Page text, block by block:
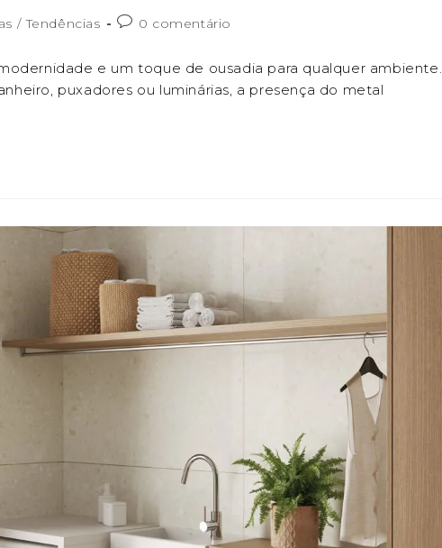
/ Tendências 0 comentário
e um toque de ousadia para qualquer ambiente.
puxadores ou luminárias, a presença do metal